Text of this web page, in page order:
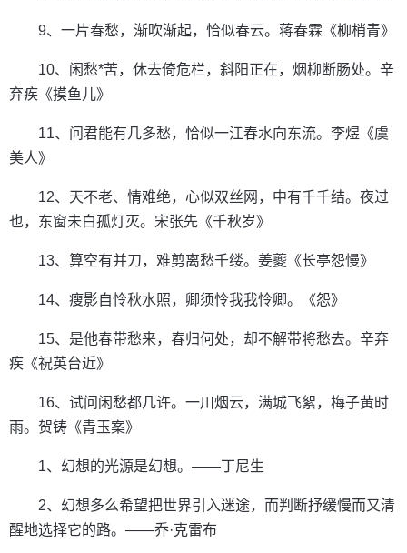
9、一片春愁，渐吹渐起，恰似春云。蒋春霖《柳梢青》
10、闲愁*苦，休去倚危栏，斜阳正在，烟柳断肠处。辛
弃疾《摸鱼儿》
11、问君能有几多愁，恰似一江春水向东流。李煜《虞
美人》
12、天不老、情难绝，心似双丝网，中有千千结。夜过
也，东窗未白孤灯灭。宋张先《千秋岁》
13、算空有并刀，难剪离愁千缕。姜夔《长亭怨慢》
14、瘦影自怜秋水照，卿须怜我我怜卿。《怨》
15、是他春带愁来，春归何处，却不解带将愁去。辛弃
疾《祝英台近》
16、试问闲愁都几许。一川烟云，满城飞絮，梅子黄时
雨。贺铸《青玉案》
1、幻想的光源是幻想。——丁尼生
2、幻想多么希望把世界引入迷途，而判断抒缓慢而又清
醒地选择它的路。——乔·克雷布